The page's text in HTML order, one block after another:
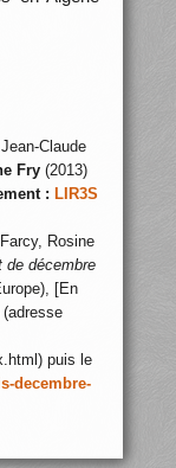
Jean-Claude
Fry(2013)
: LIR3S
Rosine
de décembre
[En
puis le
decembre-